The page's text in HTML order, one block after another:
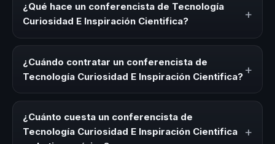
¿Qué hace un conferencista de Tecnología
Curiosidad E Inspiración Cientifica?
+
Cientifica es un experto que comparte conocimiento,
estrategias y experiencias sobre este tema en eventos
corporativos, convenciones y seminarios. Su objetivo es
generar reflexión, inspiración y herramientas aplicables
¿Cuándo contratar un conferencista de
Tecnología Curiosidad E Inspiración Cientifica? +
Curiosidad E Inspiración Cientifica para kick-offs,
convenciones anuales, programas de desarrollo, eventos
de integración o cuando tu organización necesita
¿Cuánto cuesta un conferencista de
Tecnología Curiosidad E Inspiración Cientifica
+